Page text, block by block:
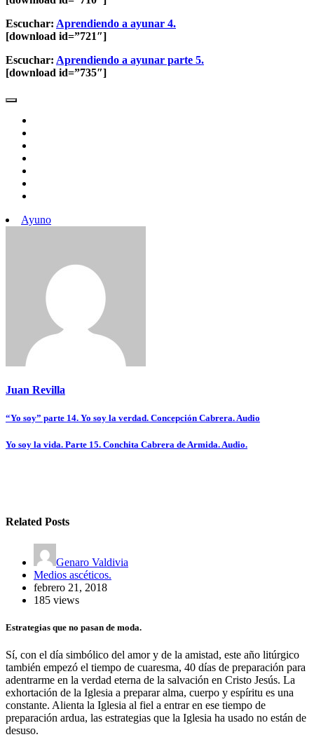
Escuchar: Aprendiendo a ayunar 4.
[download id=”721″]
Escuchar: Aprendiendo a ayunar parte 5.
[download id=”735″]
Ayuno
Juan Revilla
Navegación
de
“Yo soy” parte 14. Yo soy la verdad. Concepción Cabrera. Audio
Yo soy la vida. Parte 15. Conchita Cabrera de Armida. Audio.
Related Posts
Genaro Valdivia
Medios ascéticos.
febrero 21, 2018
185 views
Estrategias que no pasan de moda.
Sí, con el día simbólico del amor y de la amistad, este año litúrgico
también empezó el tiempo de cuaresma, 40 días de preparación para
adentrarme en la verdad eterna de la salvación en Cristo Jesús. La
exhortación de la Iglesia a preparar alma, cuerpo y espíritu es una
constante. Alienta la Iglesia al fiel a entrar en ese tiempo de
preparación ardua, las estrategias que la Iglesia ha usado no están de
desuso.